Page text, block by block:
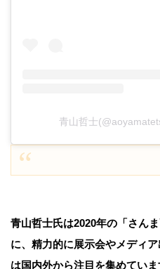
青山哲士
青山哲士氏は2020年の「さん
に、精力的に展示会やメディ
は国内外から注目を集めていま